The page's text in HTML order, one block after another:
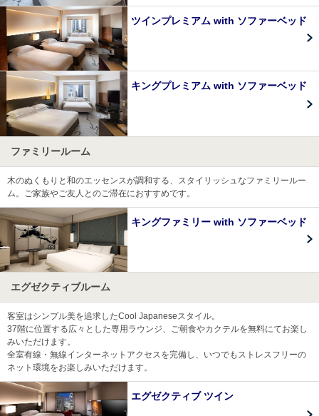
ツインプレミアム with ソファーベッド
キングプレミアム with ソファーベッド
ファミリールーム
木のぬくもりと和のエッセンスが調和する、スタイリッシュなファミリールー
ム。ご家族やご友人とのご滞在におすすめです。
キングファミリー with ソファーベッド
エグゼクティブルーム
客室はシンプル美を追求したCool Japaneseスタイル。
37階に位置する広々とした専用ラウンジ、ご朝食やカクテルを無料にてお楽し
みいただけます。
全室有線・無線インターネットアクセスを完備し、いつでもストレスフリーの
ネット環境をお楽しみいただけます。
エグゼクティブ ツイン